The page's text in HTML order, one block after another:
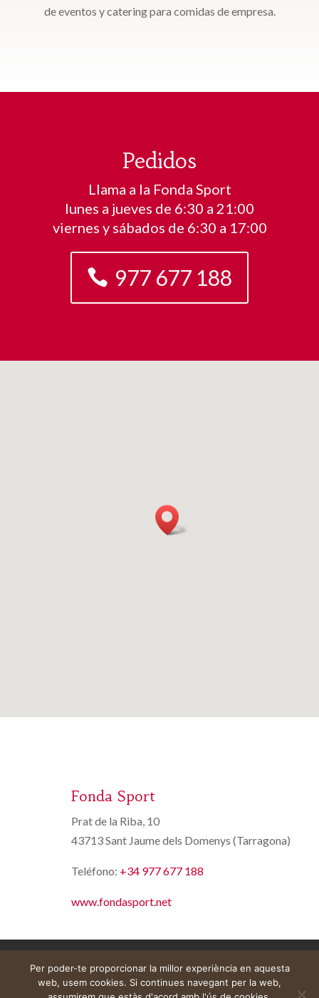
de eventos y catering para comidas de empresa.
Pedidos
Llama a la Fonda Sport
lunes a jueves de 6:30 a 21:00
viernes y sábados de 6:30 a 17:00
977 677 188
Fonda Sport
Prat de la Riba, 10
43713 Sant Jaume dels Domenys (Tarragona)
Teléfono: +34 977 677 188
www.fondasport.net
Per poder-te proporcionar la millor experiència en aquesta
web, usem cookies. Si continues navegant per la web,